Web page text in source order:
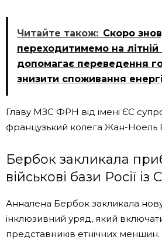
Читайте також: Скоро
переходитимемо на літній
допомагає переведення
знизити споживання
Главу МЗС ФРН від імені ЄС
французький колега Жан-Ноель
Бербок закликала
військові бази Росії із
Анналена Бербок закликала
інклюзивний уряд, який
представників етнічних